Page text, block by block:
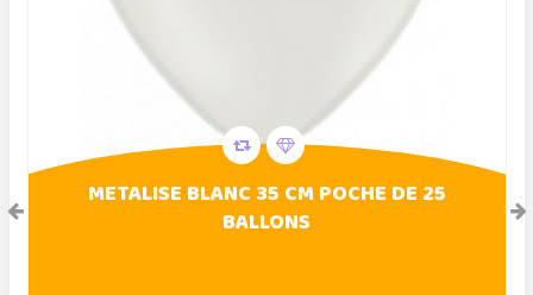
METALISE BLANC 35 CM POCHE DE 25
BALLONS